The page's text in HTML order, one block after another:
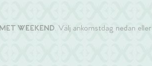
WEEKEND. Välj ankomstdag nedan eller